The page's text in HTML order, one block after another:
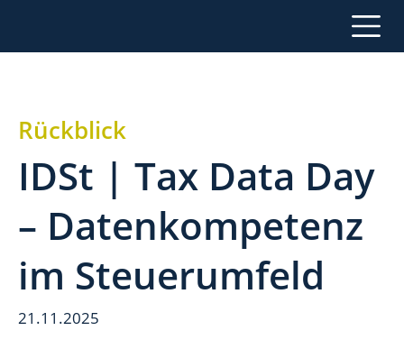
Rückblick
IDSt | Tax Data Day
– Datenkompetenz
im Steuerumfeld
21.11.2025